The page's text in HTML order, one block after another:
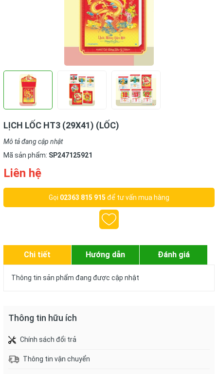
LỊCH LỐC HT3 (29X41) (LỐC)
Mô tả đang cập nhật
Mã sản phẩm: SP247125921
Liên hệ
Gọi 02363 815 915 để tư vấn mua hàng
Chi tiết Hướng dẫn Đánh giá
Thông tin sản phẩm đang được cập nhật
Thông tin hữu ích
Chính sách đổi trả
Thông tin vận chuyển